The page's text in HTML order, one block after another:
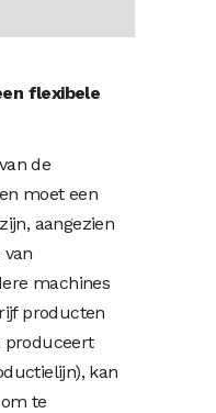
flexibele
de
moet een
aangezien
machines
producten
produceert
kan
te